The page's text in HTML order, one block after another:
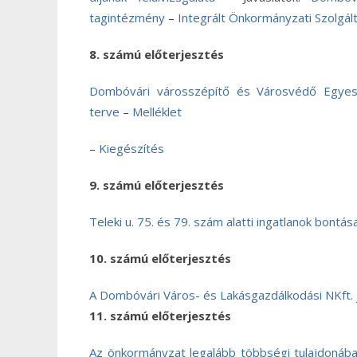
tagintézmény – Integrált Önkormányzati
8. számú előterjesztés
Dombóvári városszépítő és Városvédő
terve – Melléklet
– Kiegészítés
9. számú előterjesztés
Teleki u. 75. és 79. szám alatti ingatlanok
10. számú előterjesztés
A Dombóvári Város- és Lakásgazdálkodási
11. számú előterjesztés
Az önkormányzat legalább többségi